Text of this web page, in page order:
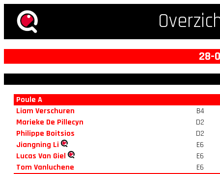
28-
Poule A
Liam Verschuren
B4
Marieke De Pillecyn
D2
Philippe Boitsios
D2
Jiangning Li
E6
Lucas Van Giel
E6
Tom Vanluchene
E6